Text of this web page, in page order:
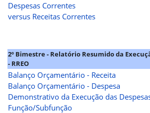
Despesas Correntes
versus Receitas Correntes
2º Bimestre - Relatório Resumido da
- RREO
Balanço Orçamentário - Receita
Balanço Orçamentário - Despesa
Demonstrativo da Execução das
Função/Subfunção